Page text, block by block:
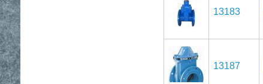
13183
13187